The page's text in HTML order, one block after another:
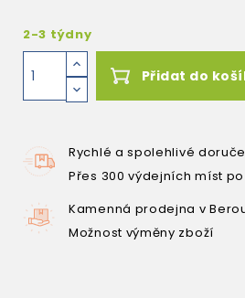
2-3 týdny
Přidat do
Rychlé a spolehlivé
Přes 300 výdejních míst po
Kamenná prodejna v
Možnost výměny zboží